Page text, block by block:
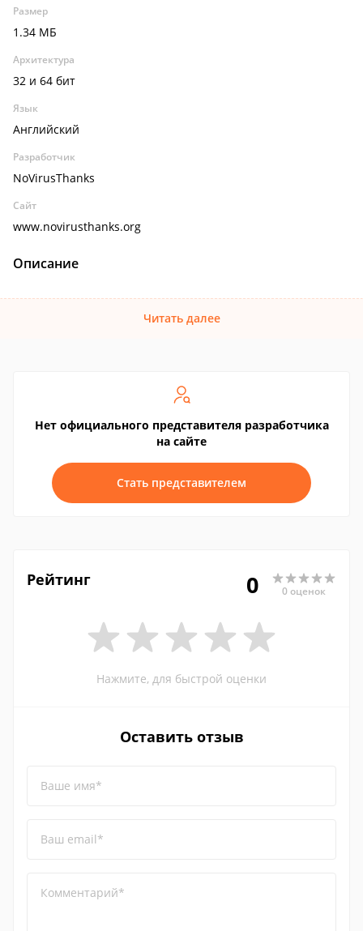
Размер
1.34 МБ
Архитектура
32 и 64 бит
Язык
Английский
Разработчик
NoVirusThanks
Сайт
www.novirusthanks.org
Описание
Читать далее
Нет официального представителя разработчика
на сайте
Стать представителем
Рейтинг 0 0 оценок
Нажмите, для быстрой оценки
Оставить отзыв
Ваше имя*
Ваш email*
Комментарий*